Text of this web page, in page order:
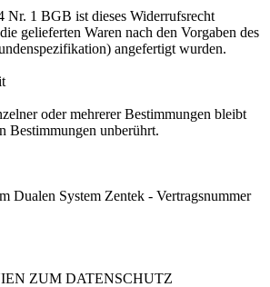
Nr. 1 BGB ist dieses Widerrufsrecht
gelieferten Waren nach den Vorgaben des
angefertigt wurden.
oder mehrerer Bestimmungen bleibt
Bestimmungen unberührt.
Dualen System Zentek - Vertragsnummer
ZUM DATENSCHUTZ